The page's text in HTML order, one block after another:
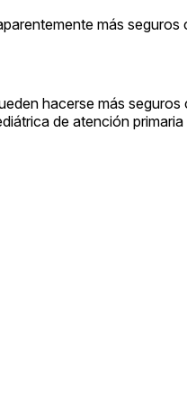
más
hacerse más
de atención